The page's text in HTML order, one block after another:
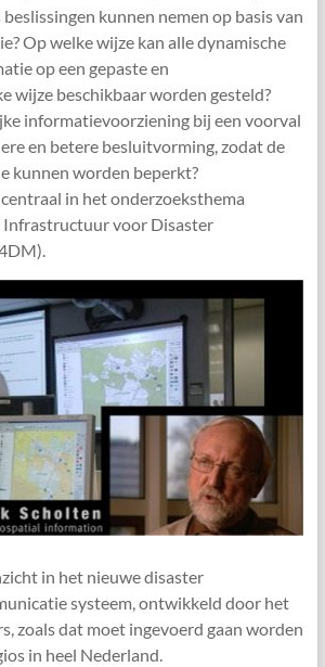
kunnen nemen op basis van
Op welke wijze kan alle dynamische
op een gepaste en
wijze beschikbaar worden gesteld?
informatievoorziening bij een voorval
en betere besluitvorming, zodat de
kunnen worden beperkt?
in het onderzoeksthema
Infrastructuur voor Disaster
in het nieuwe disaster
systeem, ontwikkeld door het
zoals dat moet ingevoerd gaan worden
in heel Nederland.